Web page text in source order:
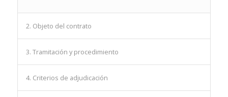
2. Objeto del contrato
3. Tramitación y procedimiento
4. Criterios de adjudicación